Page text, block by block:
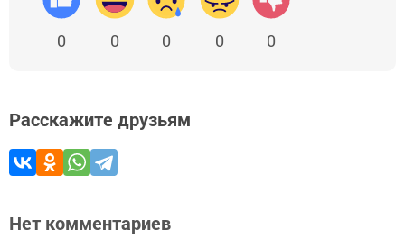
0 0 0 0 0
Расскажите друзьям
Нет комментариев